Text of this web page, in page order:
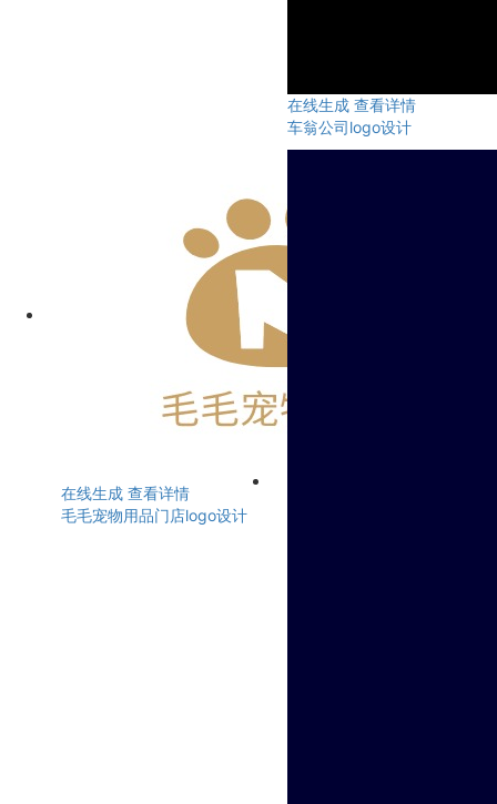
在线生成 查看详情
车翁公司logo设计
在线生成 查看详情
毛毛宠物用品门店logo设计